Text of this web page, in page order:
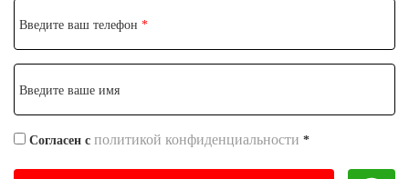
Введите ваш телефон *
Введите ваше имя
Согласен с политикой конфиденциальности *